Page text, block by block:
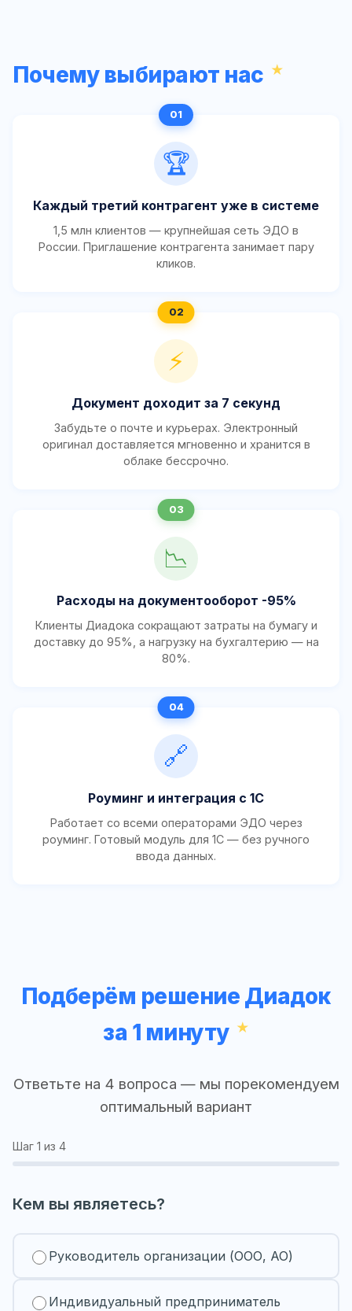
Почему выбирают нас
🏆
Каждый третий контрагент уже в системе
1,5 млн клиентов — крупнейшая сеть ЭДО в
России. Приглашение контрагента занимает пару
кликов.
⚡
Документ доходит за 7 секунд
Забудьте о почте и курьерах. Электронный
оригинал доставляется мгновенно и хранится в
облаке бессрочно.
📉
Расходы на документооборот -95%
Клиенты Диадока сокращают затраты на бумагу и
доставку до 95%, а нагрузку на бухгалтерию — на
80%.
🔗
Роуминг и интеграция с 1С
Работает со всеми операторами ЭДО через
роуминг. Готовый модуль для 1С — без ручного
ввода данных.
Подберём решение Диадок
за 1 минуту
Ответьте на 4 вопроса — мы порекомендуем
оптимальный вариант
Шаг 1 из 4
Кем вы являетесь?
Руководитель организации (ООО, АО)
Индивидуальный предприниматель